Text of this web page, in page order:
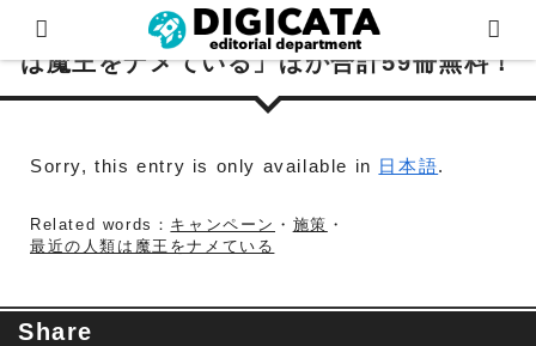
(日本語) 年末年始大型セール！「最近の人類
は魔王をナメている」ほか合計59冊無料！
Sorry, this entry is only available in 日本語.
Related words： キャンペーン ・ 施策 ・
最近の人類は魔王をナメている
Share